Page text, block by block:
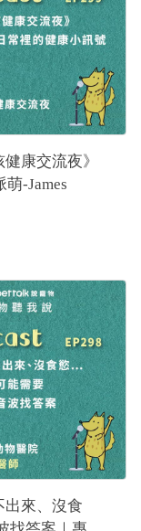
康交流夜》
-James
出來、沒食